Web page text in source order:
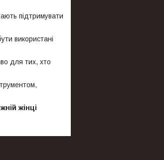
підтримувати
використані
для тих, хто
жінці